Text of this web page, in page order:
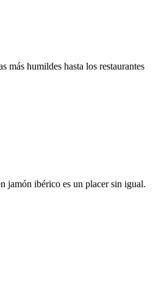
más humildes hasta los restaurantes
ibérico es un placer sin igual.